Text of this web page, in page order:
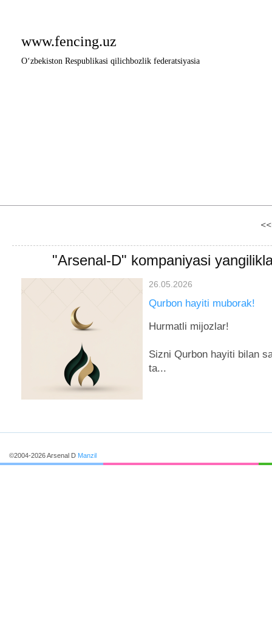
www.fencing.uz
O‘zbekiston Respublikasi qilichbozlik federatsiyasia
"Arsenal-D" kompaniyasi
26.05.2026
Qurbon hayiti muborak!
Hurmatli mijozlar!
Sizni Qurbon hayiti bilan
ta...
Бронирование
зарегистрированного
При выборе Услуги
зарегистрированного
подтверждает, что понимает
не является
©2004-2026 Arsenal D Manzil